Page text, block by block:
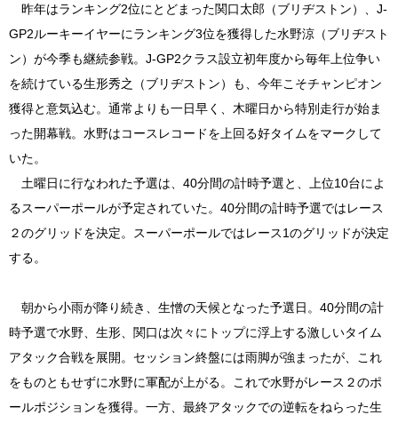
昨年はランキング2位にとどまった関口太郎（ブリヂストン）、J-
GP2ルーキーイヤーにランキング3位を獲得した水野涼（ブリヂスト
ン）が今季も継続参戦。J-GP2クラス設立初年度から毎年上位争い
を続けている生形秀之（ブリヂストン）も、今年こそチャンピオン
獲得と意気込む。通常よりも一日早く、木曜日から特別走行が始ま
った開幕戦。水野はコースレコードを上回る好タイムをマークして
いた。
土曜日に行なわれた予選は、40分間の計時予選と、上位10台によ
るスーパーポールが予定されていた。40分間の計時予選ではレース
２のグリッドを決定。スーパーポールではレース1のグリッドが決定
する。
朝から小雨が降り続き、生憎の天候となった予選日。40分間の計
時予選で水野、生形、関口は次々にトップに浮上する激しいタイム
アタック合戦を展開。セッション終盤には雨脚が強まったが、これ
をものともせずに水野に軍配が上がる。これで水野がレース２のポ
ールポジションを獲得。一方、最終アタックでの逆転をねらった生